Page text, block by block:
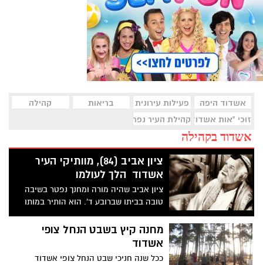
אשדוד היפה פעילות עירונית בריאות
קהילה
זוכי "אות אשדוד היפה"קהילת העיר נפרדת
אשדוד בקהילה
ציון אביב (84), מוותיקי העיר
אשדוד הלך לעולמו
ציון אביב שהיה מורה ומחנך נפטר בשיבה
טובה בביתו שברובע ד'. הוא הותיר במותו
אישה, שלושה ילדים ונכדים רבים
מחנה קיץ בשבט הנחל צופי
אשדוד
ככל שנה חניכי שבט הנחל צופי אשדוד